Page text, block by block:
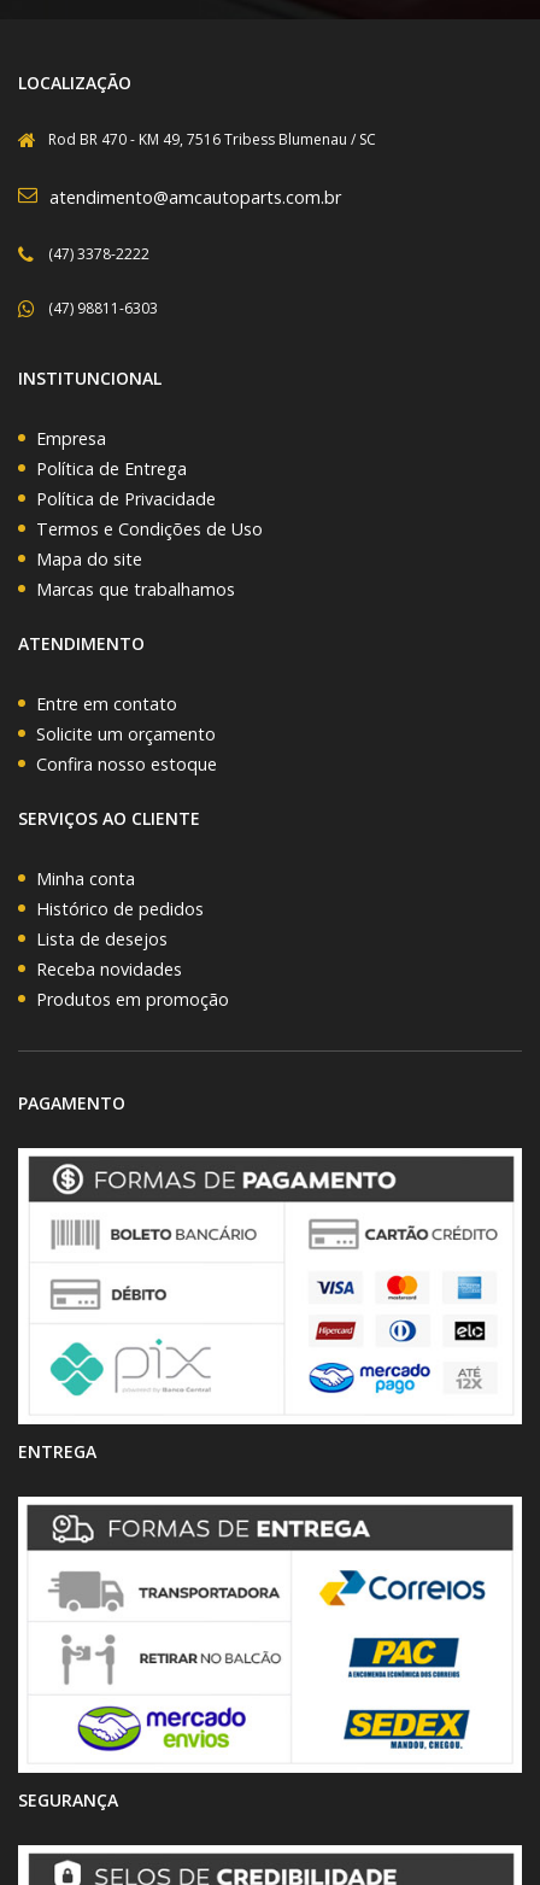
LOCALIZAÇÃO
Rod BR 470 - KM 49, 7516 Tribess Blumenau / SC
atendimento@amcautoparts.com.br
(47) 3378-2222
(47) 98811-6303
INSTITUNCIONAL
Empresa
Política de Entrega
Política de Privacidade
Termos e Condições de Uso
Mapa do site
Marcas que trabalhamos
ATENDIMENTO
Entre em contato
Solicite um orçamento
Confira nosso estoque
SERVIÇOS AO CLIENTE
Minha conta
Histórico de pedidos
Lista de desejos
Receba novidades
Produtos em promoção
PAGAMENTO
ENTREGA
SEGURANÇA